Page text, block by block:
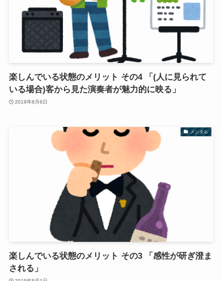
楽しんでいる状態のメリット その4 「(人に見られて
いる場合)客から見た演奏者が魅力的に映る」
2019年8月6日
メンタル
楽しんでいる状態のメリット その3 「感性が研ぎ澄ま
される」